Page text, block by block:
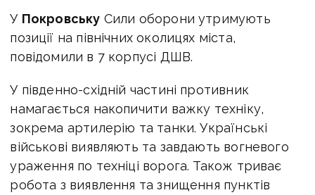
У Покровську Сили оборони утримують
позиції на північних околицях міста,
повідомили в 7 корпусі ДШВ.
У південно-східній частині противник
намагається накопичити важку техніку,
зокрема артилерію та танки. Українські
військові виявляють та завдають вогневого
ураження по техніці ворога. Також триває
робота з виявлення та знищення пунктів